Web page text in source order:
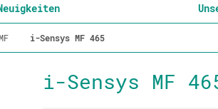
i-Sensys MF 465
i-Sensys MF